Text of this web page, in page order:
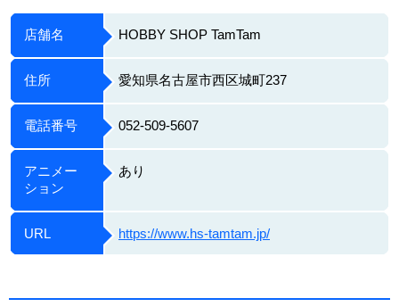
店舗名 HOBBY SHOP TamTam
住所 愛知県名古屋市西区城町237
電話番号 052-509-5607
アニメー
ション
あり
URL https://www.hs-tamtam.jp/